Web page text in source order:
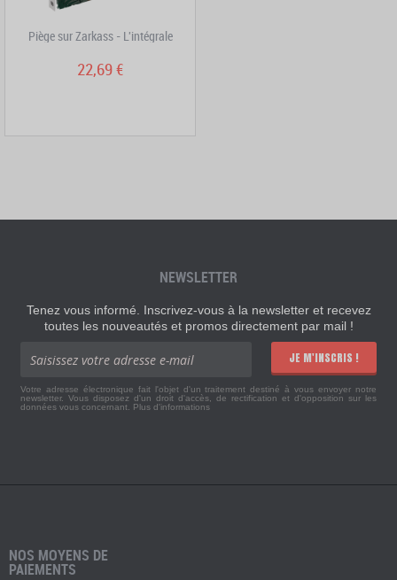
Piège sur Zarkass - L'intégrale
22,69 €
NEWSLETTER
Tenez vous informé. Inscrivez-vous à la newsletter et recevez
toutes les nouveautés et promos directement par mail !
JE M'INSCRIS !
Votre adresse électronique fait l'objet d'un traitement destiné à vous envoyer notre
newsletter. Vous disposez d'un droit d'accès, de rectification et d'opposition sur les
données vous concernant. Plus d'informations
NOS MOYENS DE
PAIEMENTS